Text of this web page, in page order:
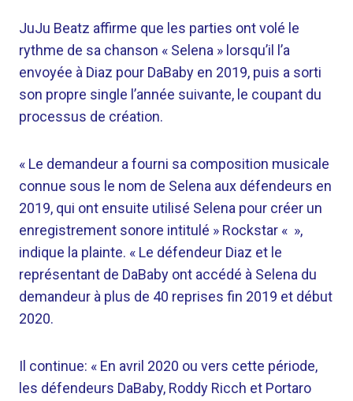
JuJu Beatz affirme que les parties ont volé le
rythme de sa chanson « Selena » lorsqu’il l’a
envoyée à Diaz pour DaBaby en 2019, puis a sorti
son propre single l’année suivante, le coupant du
processus de création.
« Le demandeur a fourni sa composition musicale
connue sous le nom de Selena aux défendeurs en
2019, qui ont ensuite utilisé Selena pour créer un
enregistrement sonore intitulé » Rockstar « »,
indique la plainte. « Le défendeur Diaz et le
représentant de DaBaby ont accédé à Selena du
demandeur à plus de 40 reprises fin 2019 et début
2020.
Il continue: « En avril 2020 ou vers cette période,
les défendeurs DaBaby, Roddy Ricch et Portaro